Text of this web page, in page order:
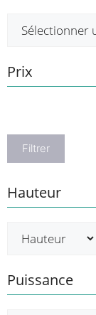
Prix
Filtrer
Hauteur
Puissance